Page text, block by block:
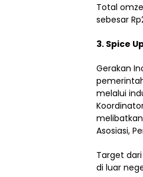
Total
sebesar
3. Spice
Gerakan
melalui
Asosiasi,
Target
di luar